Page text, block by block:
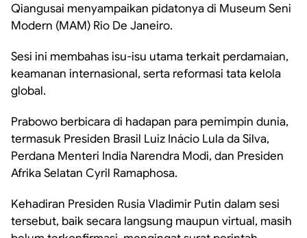
Qiangusai menyampaikan pidatonya di Museum Seni
Modern (MAM) Rio De Janeiro.
Sesi ini membahas isu-isu utama terkait perdamaian,
keamanan internasional, serta reformasi tata kelola
global.
Prabowo berbicara di hadapan para pemimpin dunia,
termasuk Presiden Brasil Luiz Inácio Lula da Silva,
Perdana Menteri India Narendra Modi, dan Presiden
Afrika Selatan Cyril Ramaphosa.
Kehadiran Presiden Rusia Vladimir Putin dalam sesi
tersebut, baik secara langsung maupun virtual, masih